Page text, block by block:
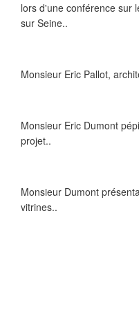
lors d'une conférence sur
sur Seine..
Monsieur Eric Pallot,
Monsieur Eric Dumont
projet..
Monsieur Dumont
vitrines..